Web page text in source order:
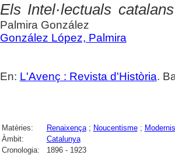
Els Intel·lectuals
Palmira González
González López, Palmira
En: L'Avenç : Revista d'Història.
Matèries: Renaixença; Noucentisme;
Àmbit:
Catalunya
Cronologia:
1896 - 1923